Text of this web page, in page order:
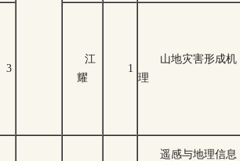
3
江
耀
1
山地灾害形成机
理
遥感与地理信息